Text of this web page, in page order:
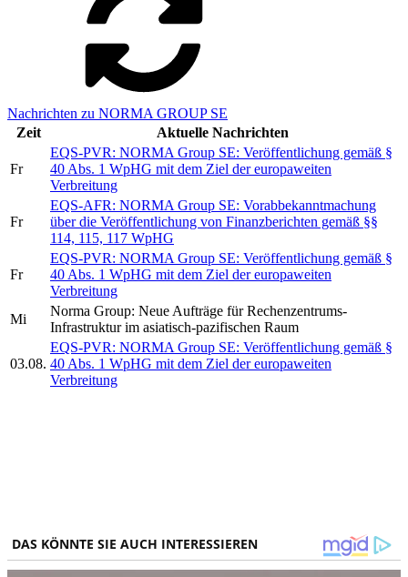
Nachrichten zu NORMA GROUP SE
Zeit
Aktuelle Nachrichten
Fr
EQS-PVR: NORMA Group SE: Veröffentlichung gemäß §
40 Abs. 1 WpHG mit dem Ziel der europaweiten
Verbreitung
Fr
EQS-AFR: NORMA Group SE: Vorabbekanntmachung
über die Veröffentlichung von Finanzberichten gemäß §§
114, 115, 117 WpHG
Fr
EQS-PVR: NORMA Group SE: Veröffentlichung gemäß §
40 Abs. 1 WpHG mit dem Ziel der europaweiten
Verbreitung
Mi
Norma Group: Neue Aufträge für Rechenzentrums-
Infrastruktur im asiatisch-pazifischen Raum
03.08.
EQS-PVR: NORMA Group SE: Veröffentlichung gemäß §
40 Abs. 1 WpHG mit dem Ziel der europaweiten
Verbreitung